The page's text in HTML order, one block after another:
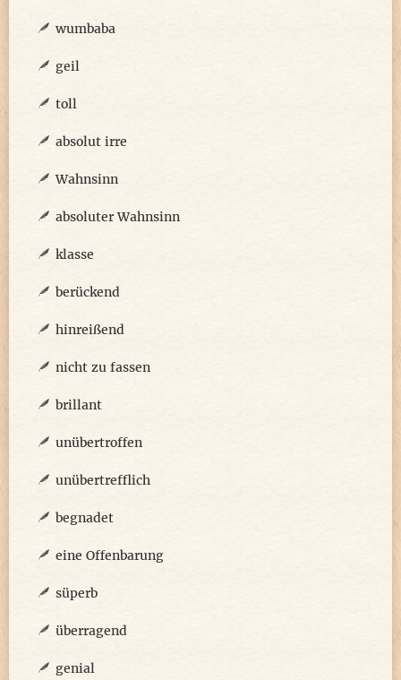
wumbaba
geil
toll
absolut irre
Wahnsinn
absoluter Wahnsinn
klasse
berückend
hinreißend
nicht zu fassen
brillant
unübertroffen
unübertrefflich
begnadet
eine Offenbarung
süperb
überragend
genial